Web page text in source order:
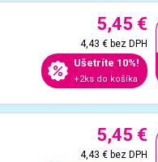
5,45 €
4,43 €bez DPH
Ušetríte 10%!
+2ks do košíka
5,45 €
4,43 €bez DPH